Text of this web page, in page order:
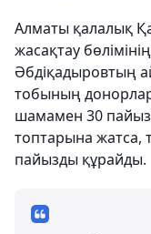
Алматы қалалық
жасақтау
Әбдіқадыровтың
тобының
шамамен 30
топтарына жатса,
пайызды құрайды.